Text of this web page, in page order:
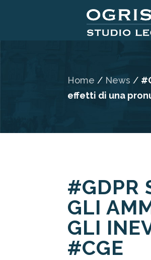
Home / News /
effetti di una
#GDPR
GLI
GLI
#CGE